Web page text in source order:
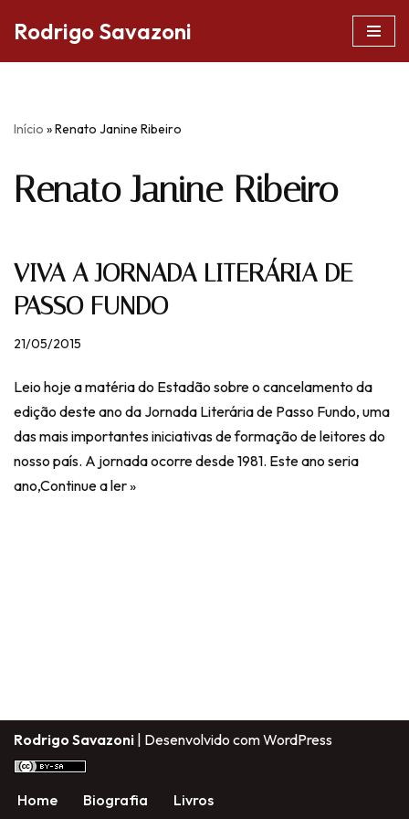
conteúdo
Rodrigo Savazoni
Início »Renato Janine Ribeiro
Renato Janine Ribeiro
VIVA A JORNADA LITERÁRIA DE
PASSO FUNDO
21/05/2015
Leio hoje a matéria do Estadão sobre o cancelamento da
edição deste ano da Jornada Literária de Passo Fundo, uma
das mais importantes iniciativas de formação de leitores do
nosso país. A jornada ocorre desde 1981. Este ano seria
ano,Continue a ler »
Rodrigo Savazoni | Desenvolvido comWordPress
Home Biografia Livros